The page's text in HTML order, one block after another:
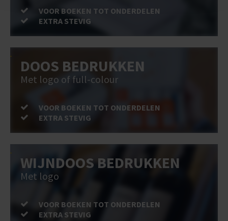
VOOR BOEKEN TOT ONDERDELEN
EXTRA STEVIG
DOOS BEDRUKKEN
Met logo of full-colour
VOOR BOEKEN TOT ONDERDELEN
EXTRA STEVIG
WIJNDOOS BEDRUKKEN
Met logo
VOOR BOEKEN TOT ONDERDELEN
EXTRA STEVIG